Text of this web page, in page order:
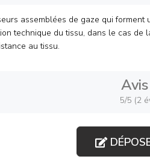
assemblées de gaze qui
technique du tissu, dans le cas
au tissu.
5/5 (2